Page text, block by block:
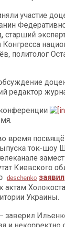
участие
старший
Конгресса
политолог
редактор
время
ток-шоу
Киевского
deschenko заявил
актам
Украины.
заверил